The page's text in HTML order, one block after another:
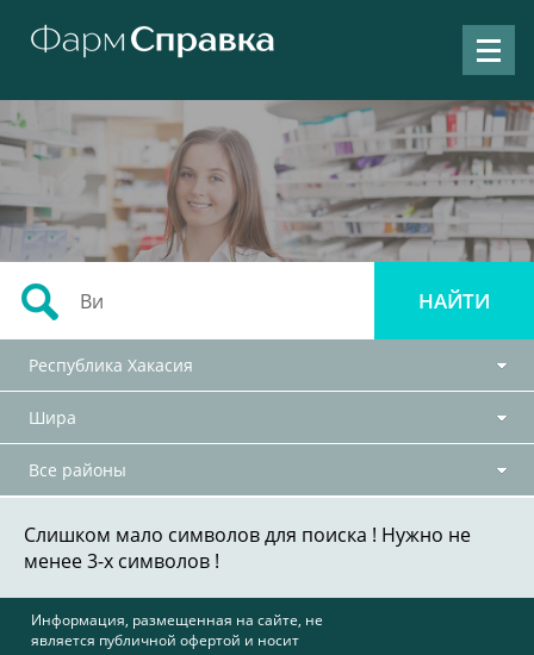
Республика Хакасия
Шира
Все районы
Слишком мало символов для поиска ! Нужно не
менее 3-х символов !
Информация, размещенная на сайте, не
является публичной офертой и носит